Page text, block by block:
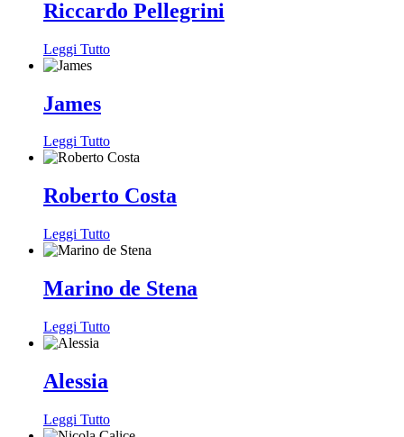
Riccardo Pellegrini
Leggi Tutto
James
Leggi Tutto
Roberto Costa
Leggi Tutto
Marino de Stena
Leggi Tutto
Alessia
Leggi Tutto